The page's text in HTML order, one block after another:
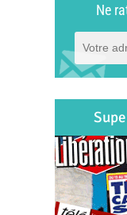
Ne